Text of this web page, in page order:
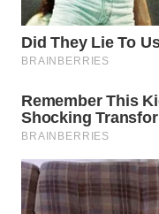
SUKABUMI
WN
WN
TIMUR